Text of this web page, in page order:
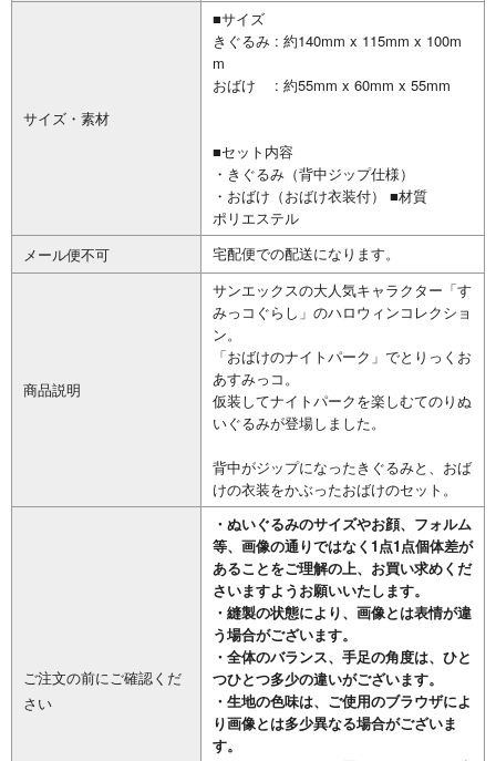
サイズ・素材
■サイズ
きぐるみ : 約140mm x 115mm x 100m
m
おばけ : 約55mm x 60mm x 55mm
■セット内容
・きぐるみ（背中ジップ仕様）
・おばけ（おばけ衣装付） ■材質
ポリエステル
メール便不可
宅配便での配送になります。
商品説明
サンエックスの大人気キャラクター「す
みっコぐらし」のハロウィンコレクショ
ン。
「おばけのナイトパーク」でとりっくお
あすみっコ。
仮装してナイトパークを楽しむてのりぬ
いぐるみが登場しました。
背中がジップになったきぐるみと、おば
けの衣装をかぶったおばけのセット。
ご注文の前にご確認くだ
さい
・ぬいぐるみのサイズやお顔、フォルム
等、画像の通りではなく1点1点個体差が
あることをご理解の上、お買い求めくだ
さいますようお願いいたします。
・縫製の状態により、画像とは表情が違
う場合がございます。
・全体のバランス、手足の角度は、ひと
つひとつ多少の違いがございます。
・生地の色味は、ご使用のブラウザによ
り画像とは多少異なる場合がございま
す。